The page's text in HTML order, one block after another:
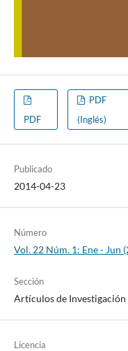
PDF
PDF
(Inglés)
Publicado
2014-04-23
Número
Vol. 22 Núm. 1: Ene - Jun
Sección
Artículos de Investigación
Licencia